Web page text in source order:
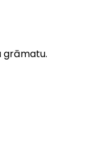
grāmatu.